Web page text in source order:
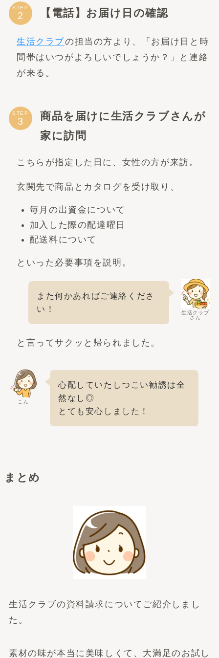
STEP 【電話】お届け日の確認
生活クラブの担当の方より、「お届け日と時
間帯はいつがよろしいでしょうか？」と連絡
が来る。
STEP
商品を届けに生活クラブさんが
家に訪問
こちらが指定した日に、女性の方が来訪。
玄関先で商品とカタログを受け取り、
毎月の出資金について
加入した際の配達曜日
配送料について
といった必要事項を説明。
生活クラブ
さん
また何かあればご連絡くださ
い！
と言ってサクッと帰られました。
こん
心配していたしつこい勧誘は全
然なし◎
とても安心しました！
まとめ
生活クラブの資料請求についてご紹介しまし
た。
素材の味が本当に美味しくて、大満足のお試し